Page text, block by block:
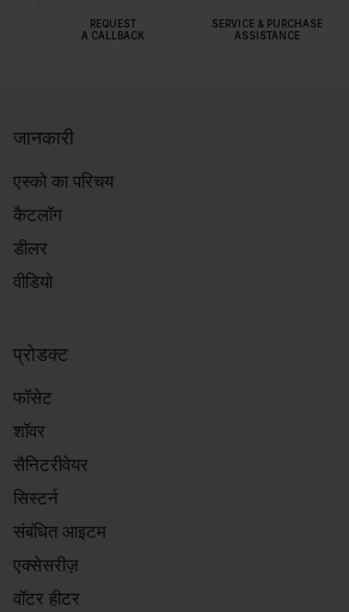
REQUEST
A CALLBACK
SERVICE & PURCHASE
ASSISTANCE
जानकारी
एस्को का परिचय
कैटलॉग
डीलर
वीडियो
प्रोडक्ट
फॉसेट
शॉवर
सैनिटरीवेयर
सिस्टर्न
संबंधित आइटम
एक्सेसरीज़
वॉटर हीटर